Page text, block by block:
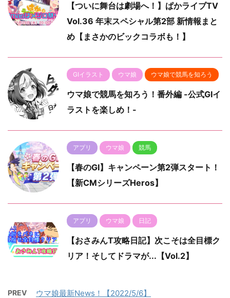
【ついに舞台は劇場へ！】ぱかライブTV
Vol.36 年末スペシャル第2部 新情報まと
め【まさかのビックコラボも！】
GⅠイラスト ウマ娘 ウマ娘で競馬を知ろう
ウマ娘で競馬を知ろう！番外編 -公式GⅠイ
ラストを楽しめ！-
アプリ ウマ娘 競馬
【春のGⅠ】キャンペーン第2弾スタート！
【新CMシリーズHeros】
アプリ ウマ娘 日記
【おさみんT攻略日記】次こそは全目標ク
リア！そしてドラマが...【Vol.2】
PREV ウマ娘最新News！【2022/5/6】